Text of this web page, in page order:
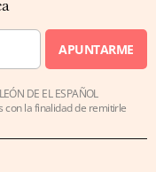
APUNTARME
DE EL ESPAÑOL
con la finalidad de remitirle